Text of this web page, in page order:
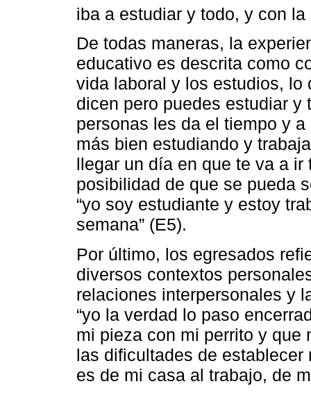
iba a estudiar y todo, y con
De todas maneras, la
educativo es descrita como
vida laboral y los estudios, lo
dicen pero puedes estudiar y
personas les da el tiempo y a
más bien estudiando y
llegar un día en que te va a
posibilidad de que se pueda
“yo soy estudiante y estoy
semana” (E5).
Por último, los egresados
diversos contextos
relaciones interpersonales y
“yo la verdad lo paso
mi pieza con mi perrito y que
las dificultades de establecer
es de mi casa al trabajo, de